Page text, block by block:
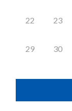
22 23
29 30